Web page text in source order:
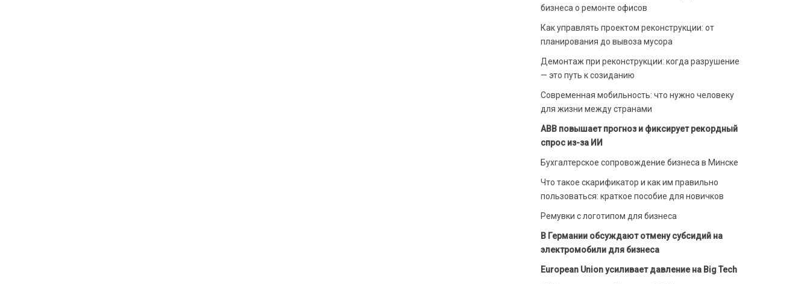
бизнеса о ремонте офисов
Как управлять проектом реконструкции: от
планирования до вывоза мусора
Демонтаж при реконструкции: когда разрушение
— это путь к созиданию
Современная мобильность: что нужно человеку
для жизни между странами
ABB повышает прогноз и фиксирует рекордный
спрос из-за ИИ
Бухгалтерское сопровождение бизнеса в Минске
Что такое скарификатор и как им правильно
пользоваться: краткое пособие для новичков
Ремувки с логотипом для бизнеса
В Германии обсуждают отмену субсидий на
электромобили для бизнеса
European Union усиливает давление на Big Tech